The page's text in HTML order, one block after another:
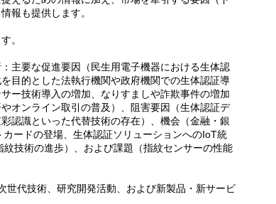
報も提供します。
。
主要な促進要因（民生用電子機器における生体認
目的とした法執行機関や政府機関での生体認証導
ー技術導入の増加、なりすましや詐欺事件の増加
オンライン取引の普及）、阻害要因（生体認証デ
認識といった代替技術の存在）、機会（金融・銀
ードの登場、生体認証ソリューションへのIoT統
技術の進歩）、および課題（指紋センサーの性能
世代技術、研究開発活動、および新製品・新サービ